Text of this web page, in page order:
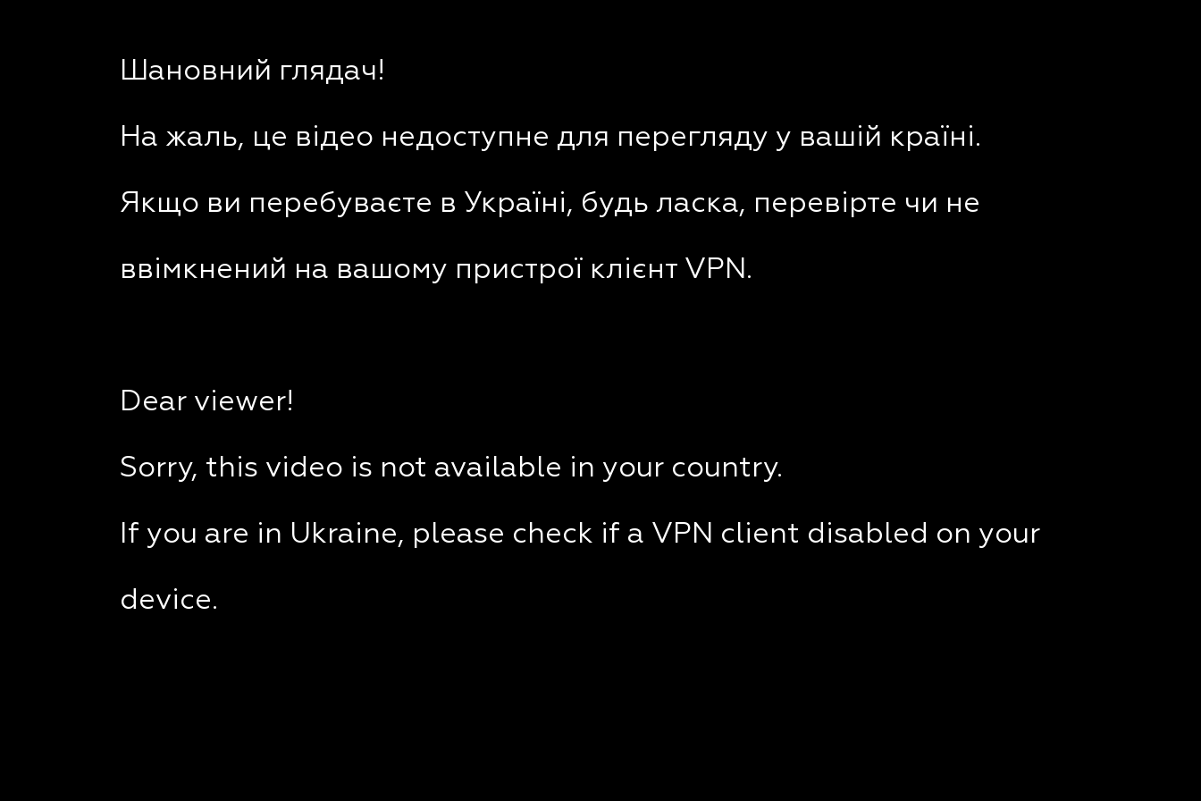
Шановний глядач!
На жаль, це відео недоступне для перегляду у вашій країні.
Якщо ви перебуваєте в Україні, будь ласка, перевірте чи не
ввімкнений на вашому пристрої клієнт VPN.
Dear viewer!
Sorry, this video is not available in your country.
If you are in Ukraine, please check if a VPN client disabled on your
device.